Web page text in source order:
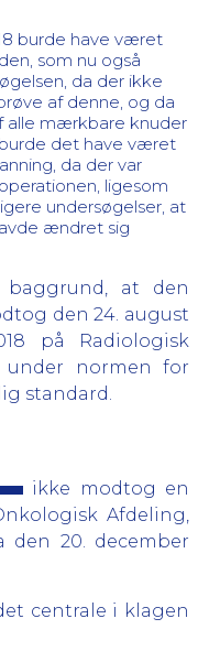
burde have været
som nu også
da der ikke
af denne, og da
alle mærkbare knuder
det have været
da der var
ligesom
undersøgelser, at
ændret sig
baggrund, at den
den 24. august
på Radiologisk
under normen for
standard.
ikke modtog en
Afdeling,
den 20. december
centrale i klagen